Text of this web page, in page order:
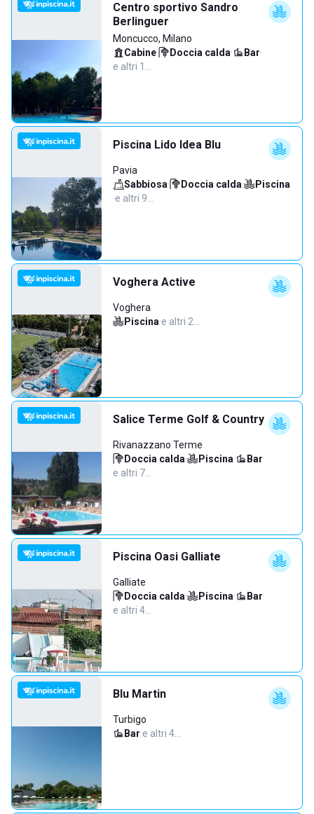
Centro sportivo Sandro
Berlinguer
Moncucco, Milano
Cabine· Doccia calda· Bar·
e altri 1…
Piscina Lido Idea Blu
Pavia
Sabbiosa· Doccia calda·
Piscina
·e altri 9…
Voghera Active
Voghera
Piscina·e altri 2…
Salice Terme Golf & Country
Rivanazzano Terme
Doccia calda· Piscina· Bar·
e altri 7…
Piscina Oasi Galliate
Galliate
Doccia calda· Piscina· Bar·
e altri 4…
Blu Martin
Turbigo
Bar·e altri 4…